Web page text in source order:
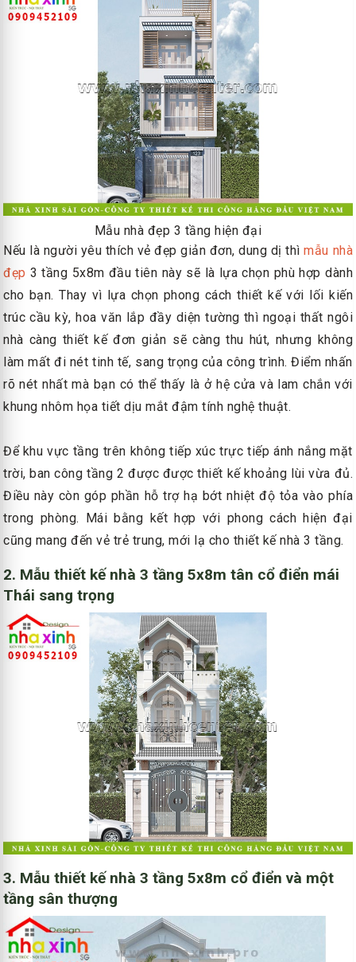
Mẫu nhà đẹp 3 tầng hiện đại
Nếu là người yêu thích vẻ đẹp giản đơn, dung dị thìmẫu nhà
đẹp 3 tầng 5x8m đầu tiên này sẽ là lựa chọn phù hợp dành
cho bạn. Thay vì lựa chọn phong cách thiết kế với lối kiến
trúc cầu kỳ, hoa văn lắp đầy diện tường thì ngoại thất ngôi
nhà càng thiết kế đơn giản sẽ càng thu hút, nhưng không
làm mất đi nét tinh tế, sang trọng của công trình. Điểm nhấn
rõ nét nhất mà bạn có thể thấy là ở hệ cửa và lam chắn với
khung nhôm họa tiết dịu mắt đậm tính nghệ thuật.
Để khu vực tầng trên không tiếp xúc trực tiếp ánh nắng mặt
trời, ban công tầng 2 được được thiết kế khoảng lùi vừa đủ.
Điều này còn góp phần hỗ trợ hạ bớt nhiệt độ tỏa vào phía
trong phòng. Mái bằng kết hợp với phong cách hiện đại
cũng mang đến vẻ trẻ trung, mới lạ cho thiết kế nhà 3 tầng.
2. Mẫu thiết kế nhà 3 tầng 5x8m tân cổ điển mái
Thái sang trọng
3. Mẫu thiết kế nhà 3 tầng 5x8m cổ điển và một
tầng sân thượng